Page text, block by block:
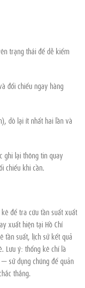
trạng thái để dễ kiểm
đối chiếu ngay hàng
dò lại ít nhất hai lần và
ghi lại thông tin quay
chiếu khi cần.
để tra cứu tần suất xuất
xuất hiện tại Hồ Chí
tần suất, lịch sử kết quả
Lưu ý: thống kê chỉ là
sử dụng chúng để quản
thắng.